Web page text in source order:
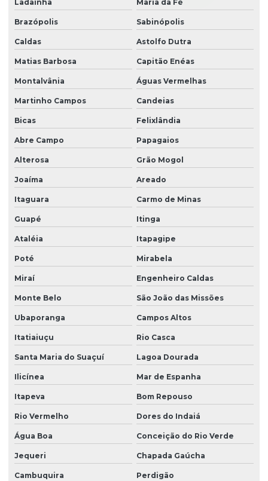
Ladainha Maria da Fé
Brazópolis Sabinópolis
Caldas Astolfo Dutra
Matias Barbosa Capitão Enéas
Montalvânia Águas Vermelhas
Martinho Campos Candeias
Bicas Felixlândia
Abre Campo Papagaios
Alterosa Grão Mogol
Joaíma Areado
Itaguara Carmo de Minas
Guapé Itinga
Ataléia Itapagipe
Poté Mirabela
Miraí Engenheiro Caldas
Monte Belo São João das Missões
Ubaporanga Campos Altos
Itatiaiuçu Rio Casca
Santa Maria do Suaçuí Lagoa Dourada
Ilicínea Mar de Espanha
Itapeva Bom Repouso
Rio Vermelho Dores do Indaiá
Água Boa Conceição do Rio Verde
Jequeri Chapada Gaúcha
Cambuquira Perdigão